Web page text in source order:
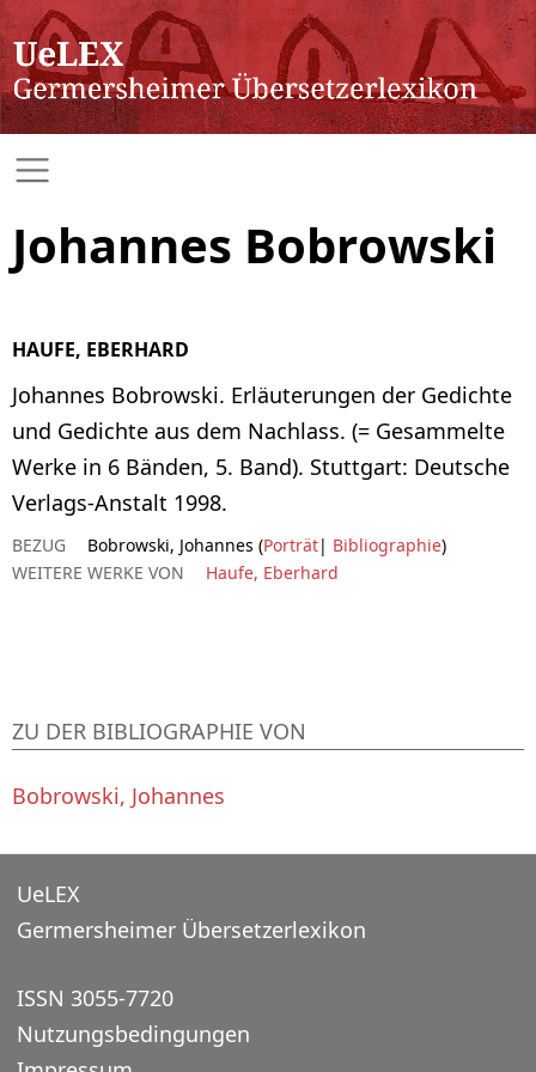
Johannes Bobrowski
HAUFE, EBERHARD
Johannes Bobrowski. Erläuterungen der Gedichte
und Gedichte aus dem Nachlass. (= Gesammelte
Werke in 6 Bänden, 5. Band). Stuttgart: Deutsche
Verlags-Anstalt 1998.
BEZUG Bobrowski, Johannes (Porträt| Bibliographie)
WEITERE WERKE VON
Haufe, Eberhard
ZU DER BIBLIOGRAPHIE VON
Bobrowski, Johannes
UeLEX
Germersheimer Übersetzerlexikon
ISSN 3055-7720
Nutzungsbedingungen